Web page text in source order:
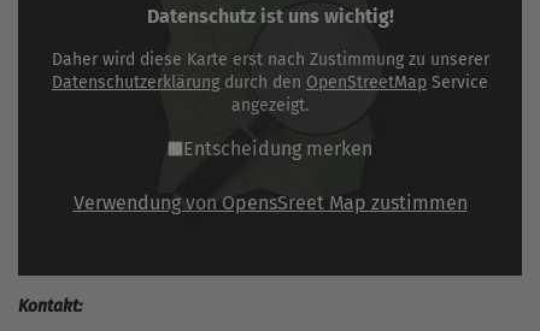
Datenschutz ist uns wichtig!
Daher wird diese Karte erst nach Zustimmung zu unserer
Datenschutzerklärung durch den OpenStreetMap Service
angezeigt.
Entscheidung merken
Verwendung von OpensSreet Map zustimmen
Kontakt: